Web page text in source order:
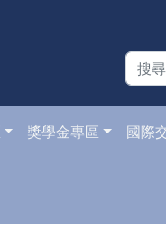
獎學金專區 國際